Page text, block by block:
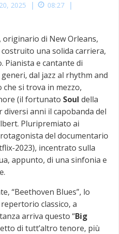
2025 | 08:27 |
, originario di New Orleans,
una solida carriera,
Pianista e cantante di
dal jazz al rhythm and
si trova in mezzo,
(il fortunato Soul della
diversi anni il capobanda del
Pluripremiato ai
del documentario
2023), incentrato sulla
appunto, di una sinfonia e
“Beethoven Blues”, lo
classico, a
arriva questo “Big
di tutt’altro tenore, più